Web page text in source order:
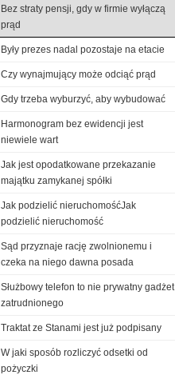
Bez straty pensji, gdy w firmie wyłączą
prąd
Były prezes nadal pozostaje na etacie
Czy wynajmujący może odciąć prąd
Gdy trzeba wyburzyć, aby wybudować
Harmonogram bez ewidencji jest
niewiele wart
Jak jest opodatkowane przekazanie
majątku zamykanej spółki
Jak podzielić nieruchomośćJak
podzielić nieruchomość
Sąd przyznaje rację zwolnionemu i
czeka na niego dawna posada
Służbowy telefon to nie prywatny gadżet
zatrudnionego
Traktat ze Stanami jest już podpisany
W jaki sposób rozliczyć odsetki od
pożyczki